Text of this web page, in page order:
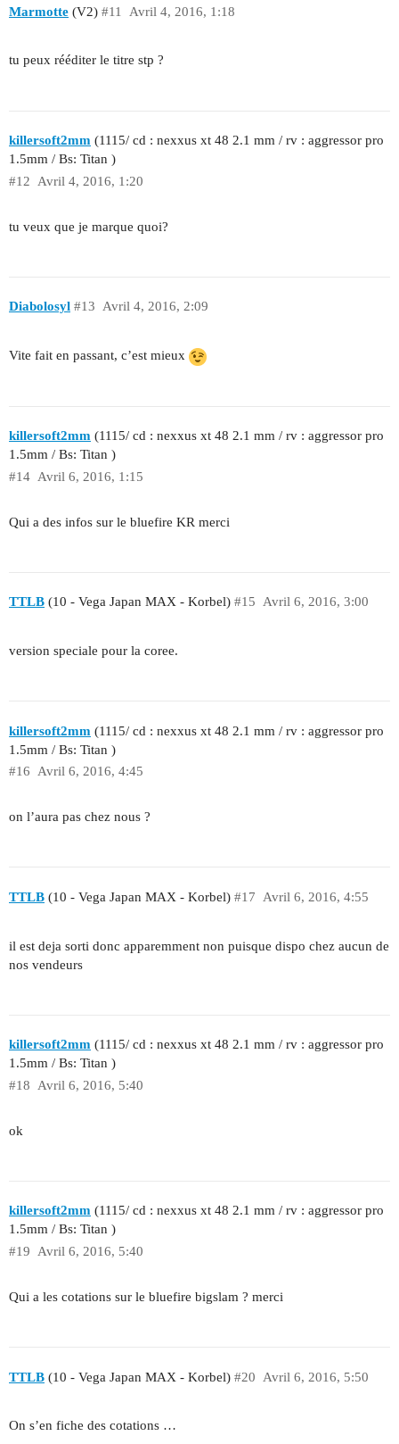
Marmotte (V2) Avril 4, 2016, 1:18
#11
tu peux rééditer le titre stp ?
killersoft2mm (1115/ cd : nexxus xt 48 2.1 mm / rv : aggressor pro
1.5mm / Bs: Titan )
Avril 4, 2016, 1:20
#12
tu veux que je marque quoi?
Diabolosyl Avril 4, 2016, 2:09
#13
Vite fait en passant, c’est mieux
killersoft2mm (1115/ cd : nexxus xt 48 2.1 mm / rv : aggressor pro
1.5mm / Bs: Titan )
Avril 6, 2016, 1:15
#14
Qui a des infos sur le bluefire KR merci
TTLB (10 - Vega Japan MAX - Korbel) Avril 6, 2016, 3:00
#15
version speciale pour la coree.
killersoft2mm (1115/ cd : nexxus xt 48 2.1 mm / rv : aggressor pro
1.5mm / Bs: Titan )
Avril 6, 2016, 4:45
#16
on l’aura pas chez nous ?
TTLB (10 - Vega Japan MAX - Korbel) Avril 6, 2016, 4:55
#17
il est deja sorti donc apparemment non puisque dispo chez aucun de
nos vendeurs
killersoft2mm (1115/ cd : nexxus xt 48 2.1 mm / rv : aggressor pro
1.5mm / Bs: Titan )
Avril 6, 2016, 5:40
#18
ok
killersoft2mm (1115/ cd : nexxus xt 48 2.1 mm / rv : aggressor pro
1.5mm / Bs: Titan )
Avril 6, 2016, 5:40
#19
Qui a les cotations sur le bluefire bigslam ? merci
TTLB (10 - Vega Japan MAX - Korbel) Avril 6, 2016, 5:50
#20
On s’en fiche des cotations …